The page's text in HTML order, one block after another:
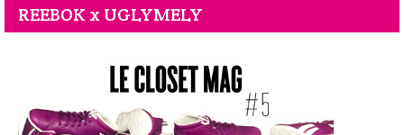
REEBOK x UGLYMELY